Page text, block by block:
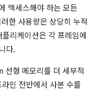
액세스해야 하는 모든
한 사용량은 상당히 누적
리케이션은 각 프레임에
다.
선형 메모리를 더 세부적
인 전반에서 사본 수를